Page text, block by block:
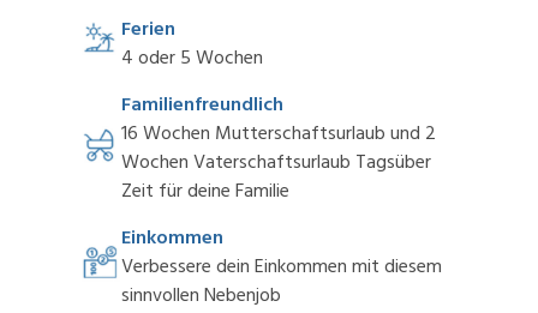
Ferien
4 oder 5 Wochen
Familienfreundlich
16 Wochen Mutterschaftsurlaub und 2
Wochen Vaterschaftsurlaub Tagsüber
Zeit für deine Familie
Einkommen
Verbessere dein Einkommen mit diesem
sinnvollen Nebenjob